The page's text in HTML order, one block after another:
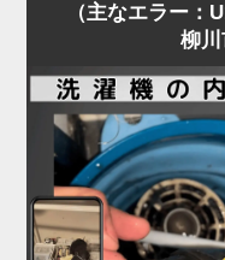
（主なエラー：
柳